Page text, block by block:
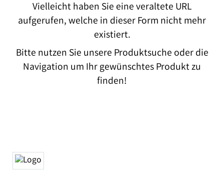
Vielleicht haben Sie eine veraltete URL
aufgerufen, welche in dieser Form nicht mehr
existiert.
Bitte nutzen Sie unsere Produktsuche oder die
Navigation um Ihr gewünschtes Produkt zu
finden!